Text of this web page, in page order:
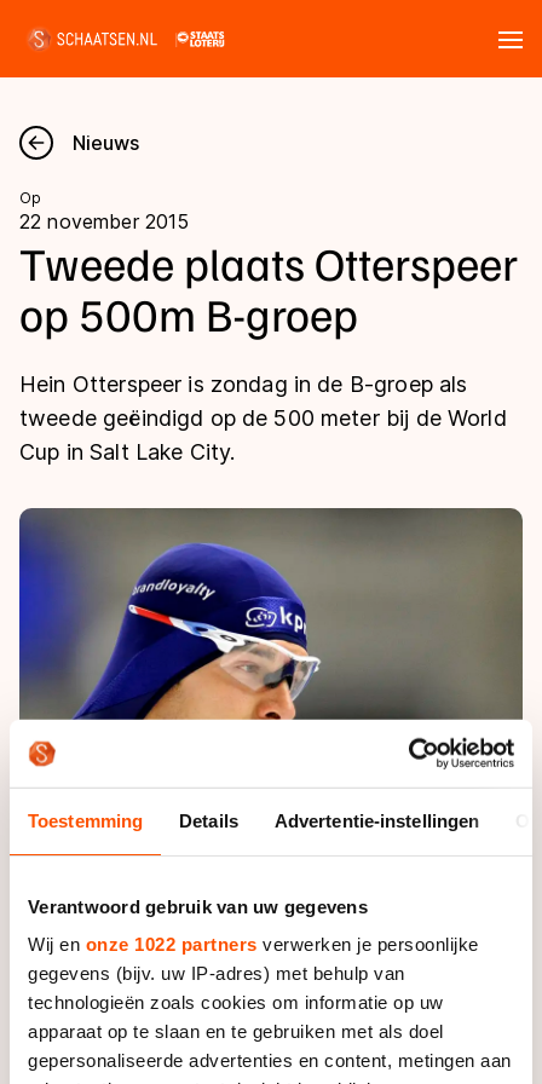
Toestemming Details Advertentie-instellingen
Verantwoord gebruik van uw gegevens
Wij en onze 1022 partners verwerken je persoonlijke
gegevens (bijv. uw IP-adres) met behulp van
technologieën zoals cookies om informatie op uw
apparaat op te slaan en te gebruiken met als doel
gepersonaliseerde advertenties en content, metingen aan
Nieuws
Kalender
Disciplines
Langebaan
Shorttrack
Schoonrijden
Uitslagen
Langebaan
Kunstschaatsen
Tijden & historie
Ranglijsten Langebaan
Persoonlijke records & tijden
Historie & statistiek
De weg op
Inschrijven wedstrijden
Algemene Nederlandse Schaatstijd
Deze zomer de weg op
Schaatsfans
Alles voor jou als schaatsfan
Evenementen
Tickets
Livestreams
Word schaatsfan!
Winacties
Olympische Spelen
Olympische Spelen
Van Jong tot Goud verhalen
Nieuws
Op
22 november 2015
Tweede plaats Otterspeer
op 500m B-groep
Hein Otterspeer is zondag in de B-groep als
tweede geëindigd op de 500 meter bij de World
Cup in Salt Lake City.
Foto: Sander Chamid